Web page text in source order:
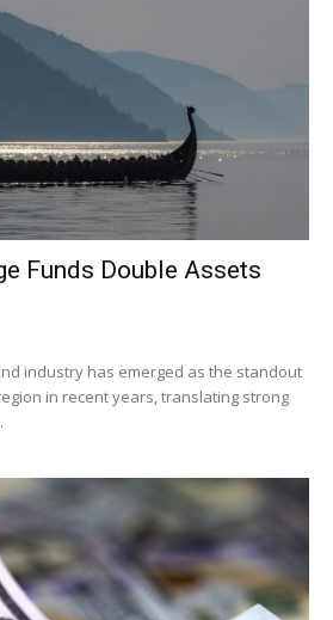
Funds Double Assets
industry has emerged as the standout
in recent years, translating strong